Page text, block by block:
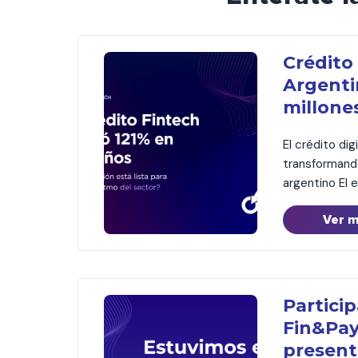
Crédito
El crédito
argentino El
consolida
principales
Fintech
Cámara
millones de
crédito
Ver